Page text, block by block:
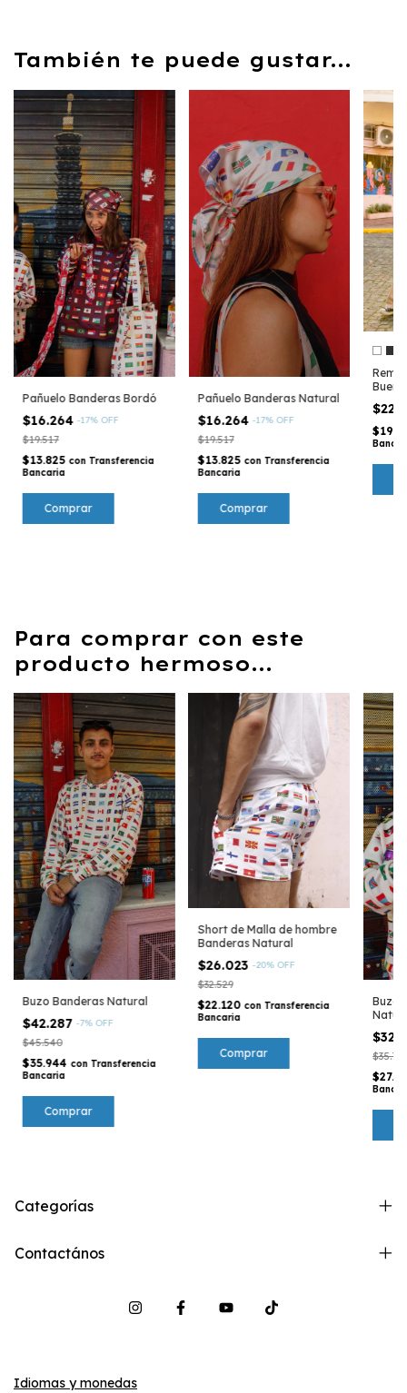
También te puede gustar...
Pañuelo Banderas Bordó
$16.264 -17% OFF
$19.517
$13.825 con Transferencia
Bancaria
Pañuelo Banderas Natural
$16.264 -17% OFF
$19.517
$13.825 con Transferencia
Bancaria
Para comprar con este
producto hermoso...
Buzo Banderas Natural
$42.287 -7% OFF
$45.540
$35.944 con Transferencia
Bancaria
Comprar
Short de Malla de hombre
Banderas Natural
$26.023 -20% OFF
$32.529
$22.120 con Transferencia
Bancaria
Comprar
Buzo
Categorías
Contactános
Idiomas y monedas